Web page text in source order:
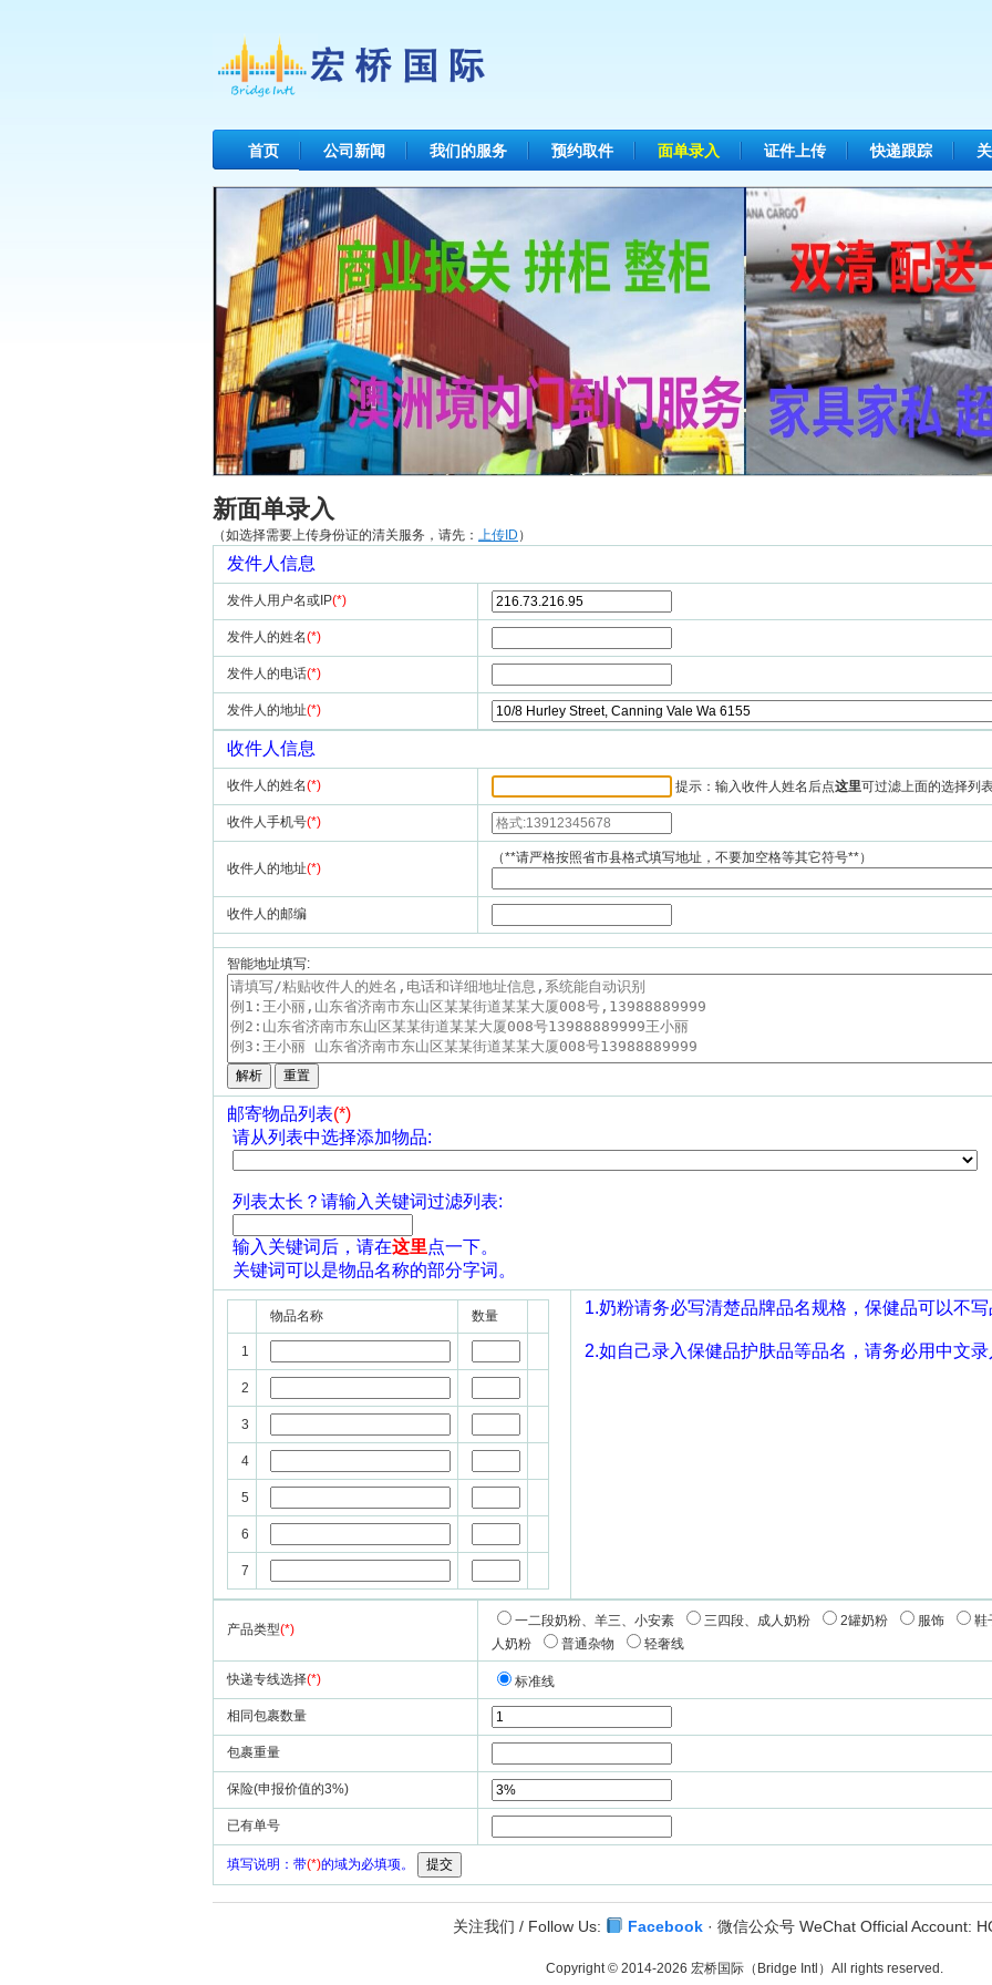
首页 公司新闻 我们的服务 预约取件 面单录入 证件上传 快递跟踪
新面单录入
（如选择需要上传身份证的清关服务，请先： 上传ID ）
发件人信息
发件人用户名或IP(*)
发件人的姓名(*)
发件人的电话(*)
发件人的地址(*)
收件人信息
收件人的姓名(*) 提示：输入收件人姓名后点这里可过滤上面的选择列
收件人手机号(*)
收件人的地址(*)
（**请严格按照省市县格式填写地址，不要加空格等其它符号**）
收件人的邮编
智能地址填写:
邮寄物品列表(*)
请从列表中选择添加物品:
列表太长？请输入关键词过滤列表:
输入关键词后，请在这里点一下。
关键词可以是物品名称的部分字词。
物品名称 数量
1
2
3
4
5
6
7
1.奶粉请务必写清楚品牌品名规格，保健品可以不
2.如自己录入保健品护肤品等品名，请务必用中文
产品类型(*)
一二段奶粉、羊三、小安素 三四段、成人奶粉 2罐奶粉 服饰
人奶粉
普通杂物 轻奢线
快递专线选择(*) 标准线
相同包裹数量
包裹重量
保险(申报价值的3%)
已有单号
填写说明：带(*)的域为必填项。
关注我们 / Follow Us: Facebook· 微信公众号 WeChat Official Account:
Copyright © 2014-2026 宏桥国际（Bridge Intl）All rights reserved.